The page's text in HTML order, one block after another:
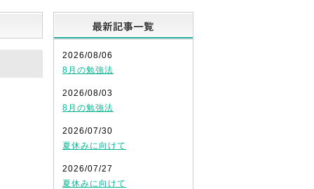
2026/08/06
8月の勉強法
2026/08/03
8月の勉強法
2026/07/30
夏休みに向けて
2026/07/27
夏休みに向けて